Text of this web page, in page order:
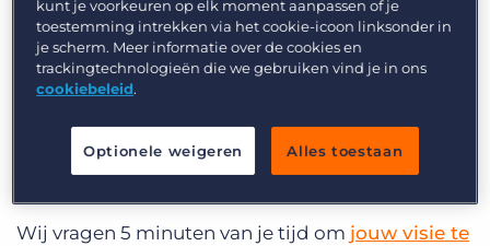
recruiters denken over de branche, wat er op de
prioriteitenlijst staat, welke uitdagingen zij
tegenkomen en hoe zij denken over de toekomst
Neem deel aan de Recruitment Trends Enquête
Wij vragen 5 minuten van je tijd om jouw visie te
kunt je voorkeuren op elk moment aanpassen of je
toestemming intrekken via het cookie-icoon linksonder in
je scherm. Meer informatie over de cookies en
trackingtechnologieën die we gebruiken vind je in ons
cookiebeleid.
Optionele weigeren Alles toestaan